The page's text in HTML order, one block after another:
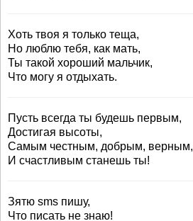
Хоть твоя я только теща,
Но люблю тебя, как мать,
Ты такой хороший мальчик,
Что могу я отдыхать.
Пусть всегда ты будешь первым,
Достигая высоты,
Самым честным, добрым, верным,
И счастливым станешь ты!
Зятю sms пишу,
Что писать не знаю!